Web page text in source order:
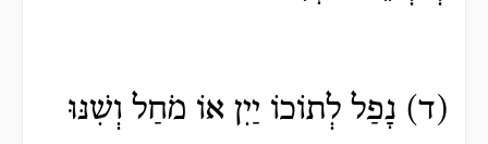
(ד) נָפַל לְתוֹכוֹ יַיִן אוֹ מֹחַל וְשִׁנּוּ